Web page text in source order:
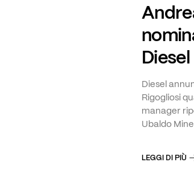
Diesel
Diesel
Rigogliosi
manager
Ubaldo
LEGGI DI PIÙ